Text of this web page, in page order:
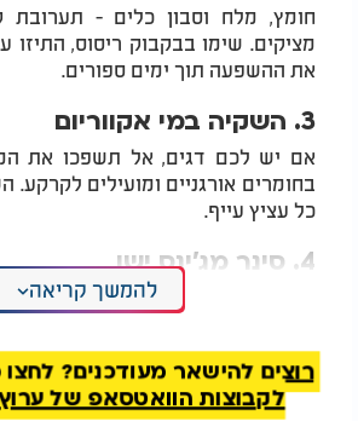
חומץ, מלח וסבון כלים - תערובת
מציקים. שימו בבקבוק ריסוס, התיזו
את ההשפעה תוך ימים ספורים.
3. השקיה במי אקווריום
אם יש לכם דגים, אל תשפכו את
בחומרים אורגניים ומועילים לקרקע.
כל עציץ עייף.
4. סינר מג'ינס ישן
במקום לקנות - הכינו סינר עבודה
פונקציונלית וגם מעוצבת.
5. מתלה לעציץ מחולצה
להמשך קריאה
רוצים להישאר מעודכנים?
לקבוצות הוואטסאפ של ערוץ 2000